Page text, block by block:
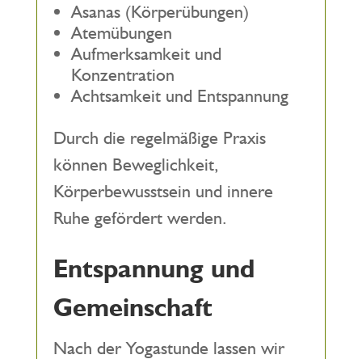
Asanas (Körperübungen)
Atemübungen
Aufmerksamkeit und
Konzentration
Achtsamkeit und Entspannung
Durch die regelmäßige Praxis
können Beweglichkeit,
Körperbewusstsein und innere
Ruhe gefördert werden.
Entspannung und
Gemeinschaft
Nach der Yogastunde lassen wir